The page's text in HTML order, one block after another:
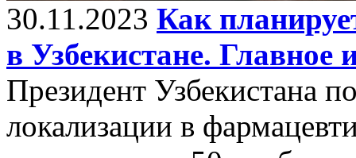
30.11.2023 Как
в Узбекистане. Главное
Президент Узбекистана
локализации в